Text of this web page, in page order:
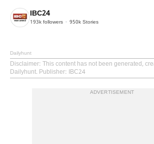
IBC24
193k followers 950k Stories
Dailyhunt
Disclaimer: This content has not been generated,
Dailyhunt. Publisher: IBC24
ADVERTISEMENT